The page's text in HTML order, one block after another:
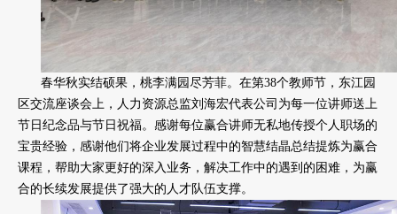
春华秋实结硕果，桃李满园尽芳菲。在第38个教师节，东江园
区交流座谈会上，人力资源总监刘海宏代表公司为每一位讲师送上
节日纪念品与节日祝福。感谢每位赢合讲师无私地传授个人职场的
宝贵经验，感谢他们将企业发展过程中的智慧结晶总结提炼为赢合
课程，帮助大家更好的深入业务，解决工作中的遇到的困难，为赢
合的长续发展提供了强大的人才队伍支撑。